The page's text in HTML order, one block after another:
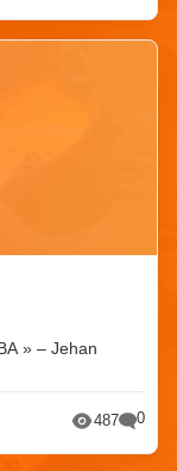
» – Jehan
487 0